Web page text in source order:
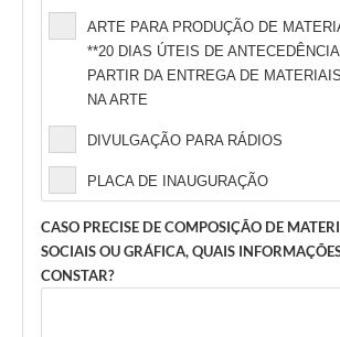
ARTE PARA PRODUÇÃO DE
**20 DIAS ÚTEIS DE
PARTIR DA ENTREGA DE
NA ARTE
DIVULGAÇÃO PARA RÁDIOS
PLACA DE INAUGURAÇÃO
CASO PRECISE DE COMPOSIÇÃO DE
SOCIAIS OU GRÁFICA, QUAIS
CONSTAR?